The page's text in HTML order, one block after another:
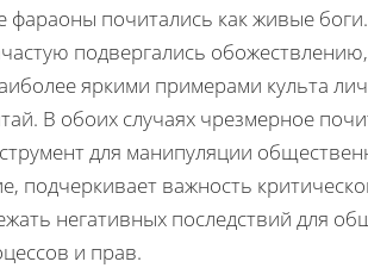
фараоны почитались как живые
подвергались
яркими примерами культа
В обоих случаях чрезмерное
для манипуляции
подчеркивает важность
негативных последствий для
и прав.